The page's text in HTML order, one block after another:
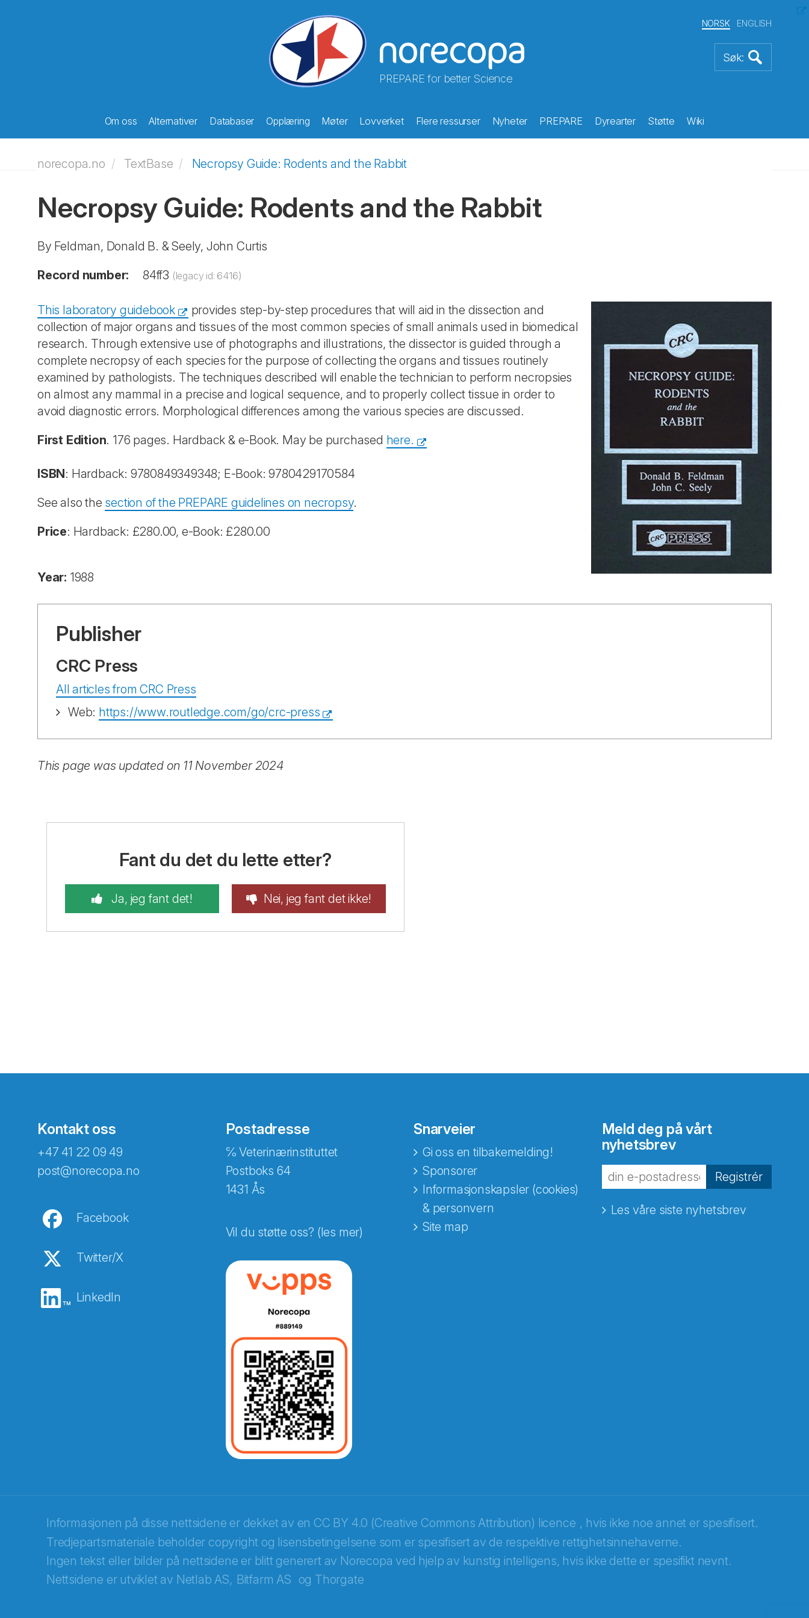
PREPARE for better Science
NORSK ENGLISH
Om oss Alternativer Databaser Opplæring Møter Lovverket Flere ressurser Nyheter PREPARE Dyrearter Støtte Wiki
norecopa.no TextBase Necropsy Guide: Rodents and the Rabbit
Necropsy Guide: Rodents and the Rabbit
By Feldman, Donald B. & Seely, John Curtis
Record number:
84ff3 (legacy id: 6416)
This laboratory guidebook
provides step-by-step procedures that will aid in the dissection and
collection of major organs and tissues of the most common species of small animals used in biomedical
research. Through extensive use of photographs and illustrations, the dissector is guided through a
complete necropsy of each species for the purpose of collecting the organs and tissues routinely
examined by pathologists. The techniques described will enable the technician to perform necropsies
on almost any mammal in a precise and logical sequence, and to properly collect tissue in order to
avoid diagnostic errors. Morphological differences among the various species are discussed.
First Edition. 176 pages. Hardback & e-Book. May be purchased here.
ISBN: Hardback: 9780849349348; E-Book: 9780429170584
See also the section of the PREPARE guidelines on necropsy.
Price: Hardback: £280.00, e-Book: £280.00
Year: 1988
Publisher
CRC Press
All articles from CRC Press
Web: https://www.routledge.com/go/crc-press
This page was updated on 11 November 2024
Fant du det du lette etter?
Ja, jeg fant det! Nei, jeg fant det ikke!
Kontakt oss
+47 41 22 09 49
post@norecopa.no
Facebook
Twitter/X
LinkedIn
Postadresse
℅ Veterinærinstituttet
Postboks 64
1431 Ås
Vil du støtte oss? (les mer)
Snarveier
Gi oss en tilbakemelding!
Sponsorer
Informasjonskapsler (cookies)
& personvern
Site map
Meld deg på vårt
nyhetsbrev
Registrér
Les våre siste nyhetsbrev
Informasjonen på disse nettsidene er dekket av en CC BY 4.0 (Creative Commons Attribution) licence , hvis ikke noe annet er spesifisert.
Tredjepartsmateriale beholder copyright og lisensbetingelsene som er spesifisert av de respektive rettighetsinnehaverne.
Ingen tekst eller bilder på nettsidene er blitt generert av Norecopa ved hjelp av kunstig intelligens, hvis ikke dette er spesifikt nevnt.
Nettsidene er utviklet av Netlab AS, Bitfarm AS og Thorgate
Abonnér på nyhetsbrevene fra Norecopa